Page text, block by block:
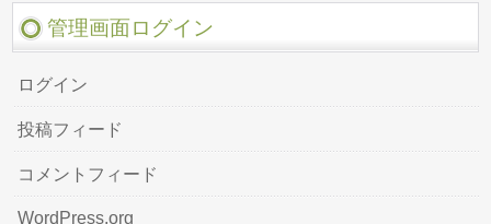
管理画面ログイン
ログイン
投稿フィード
コメントフィード
WordPress.org